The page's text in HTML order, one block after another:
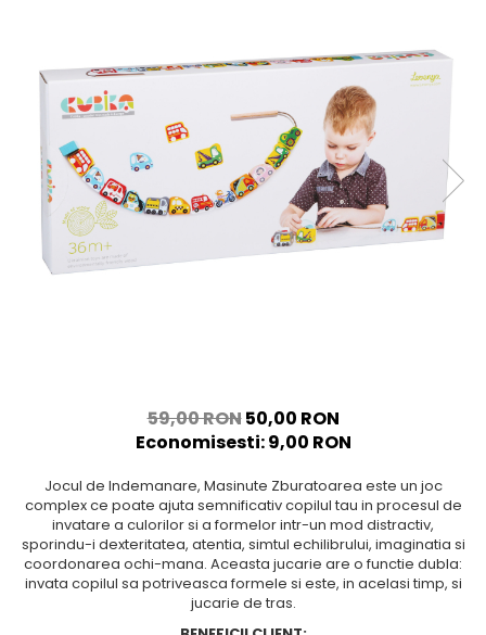
59,00 RON50,00 RON
Economisesti:9,00 RON
Jocul de Indemanare, Masinute Zburatoarea este un joc
complex ce poate ajuta semnificativ copilul tau in procesul de
invatare a culorilor si a formelor intr-un mod distractiv,
sporindu-i dexteritatea, atentia, simtul echilibrului, imaginatia si
coordonarea ochi-mana. Aceasta jucarie are o functie dubla:
invata copilul sa potriveasca formele si este, in acelasi timp, si
jucarie de tras.